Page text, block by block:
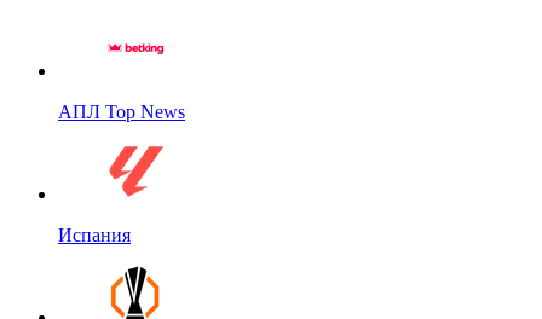
АПЛ Top News
Испания